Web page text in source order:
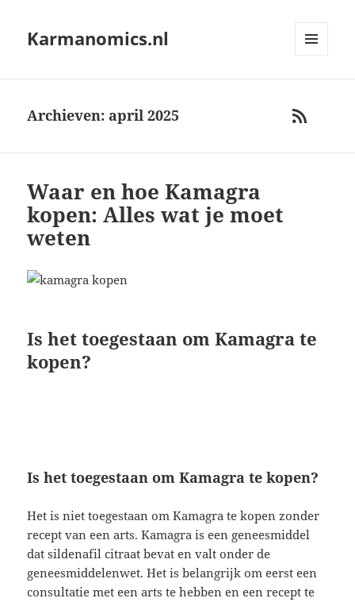
Karmanomics.nl
RSS
Archieven: april 2025
Waar en hoe Kamagra
kopen: Alles wat je moet
weten
Is het toegestaan om Kamagra te
kopen?
Is het toegestaan om Kamagra te kopen?
Het is niet toegestaan om Kamagra te kopen zonder
recept van een arts. Kamagra is een geneesmiddel
dat sildenafil citraat bevat en valt onder de
geneesmiddelenwet. Het is belangrijk om eerst een
consultatie met een arts te hebben en een recept te